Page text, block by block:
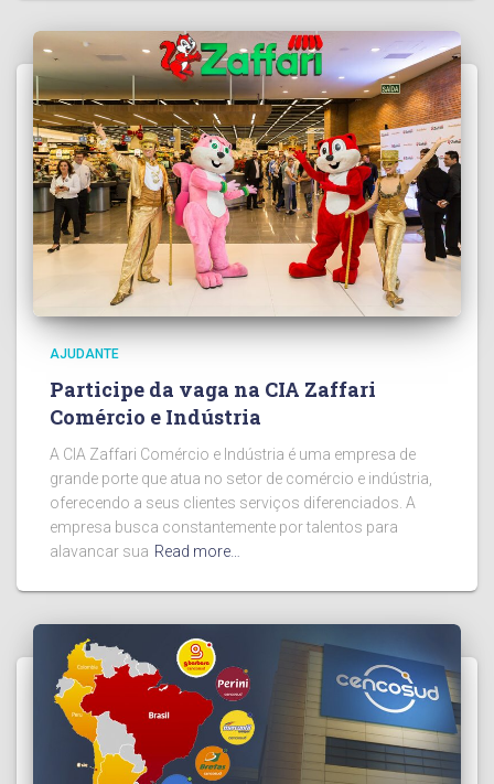
AJUDANTE
Participe da vaga na CIA Zaffari
Comércio e Indústria
A CIA Zaffari Comércio e Indústria é uma empresa de
grande porte que atua no setor de comércio e indústria,
oferecendo a seus clientes serviços diferenciados. A
empresa busca constantemente por talentos para
alavancar sua Read more…